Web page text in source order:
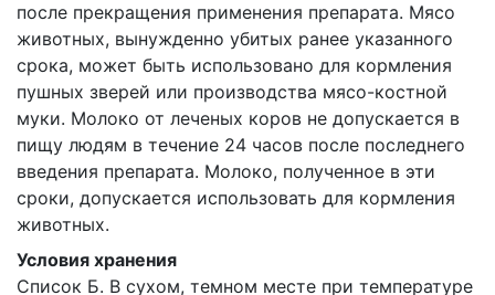
после прекращения применения препарата. Мясо
животных, вынужденно убитых ранее указанного
срока, может быть использовано для кормления
пушных зверей или производства мясо-костной
муки. Молоко от леченых коров не допускается в
пищу людям в течение 24 часов после последнего
введения препарата. Молоко, полученное в эти
сроки, допускается использовать для кормления
животных.
Условия хранения
Список Б. В сухом, темном месте при температуре